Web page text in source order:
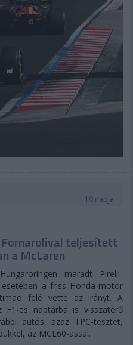
10 napja
teljesített
a McLaren
maradt Pirelli-
a friss Honda-motor
felé vette az irányt. A
es naptárba is visszatérő
autós, azaz TPC-tesztet,
az MCL60-assal.